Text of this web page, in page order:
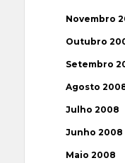
Novembro
Outubro
Setembro
Agosto
Julho 2008
Junho 2008
Maio 2008